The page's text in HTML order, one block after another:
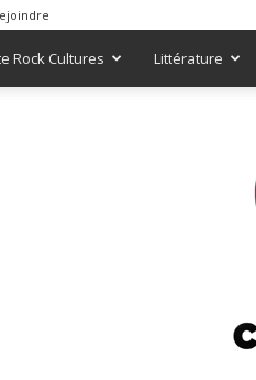
Rock Cultures Littérature